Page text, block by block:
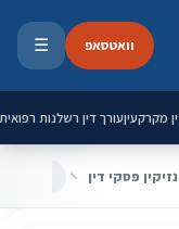
וואטסאפ ☰
מקרקעיןעורך דין רשלנות רפואית
פסקי דין